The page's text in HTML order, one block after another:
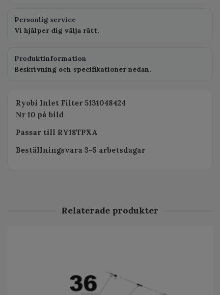
Personlig service
Vi hjälper dig välja rätt.
Produktinformation
Beskrivning och specifikationer nedan.
Ryobi Inlet Filter 5131048424
Nr 10 på bild
Passar till RY18TPXA
Beställningsvara 3-5 arbetsdagar
Relaterade produkter